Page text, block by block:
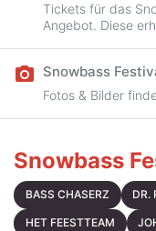
Snowbass
BASS CHASERZ DR.
HET FEESTTEAM
Tickets für das
Angebot. Diese
camera_alt Snowbass
Fotos & Bilder